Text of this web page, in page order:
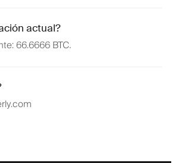
actual?
66.6666 BTC.